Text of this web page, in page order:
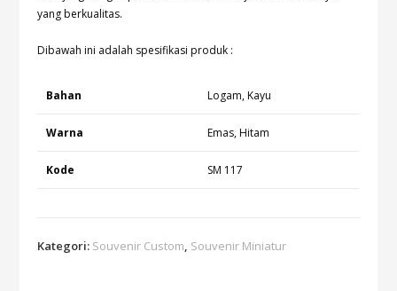
yang berkualitas.
Dibawah ini adalah spesifikasi produk :
Bahan Logam, Kayu
Warna Emas, Hitam
Kode SM 117
Kategori: Souvenir Custom, Souvenir Miniatur